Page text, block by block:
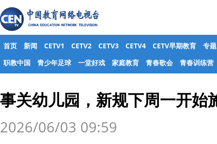
首页 新闻 CETV1 CETV2 CETV3 CETV4 CETV早期教育
专题
职教中国
青少年足球 一堂好戏 家庭教育 青春歌会 青春训练营
事关幼儿园，新规下周一开始
2026/06/03 09:59